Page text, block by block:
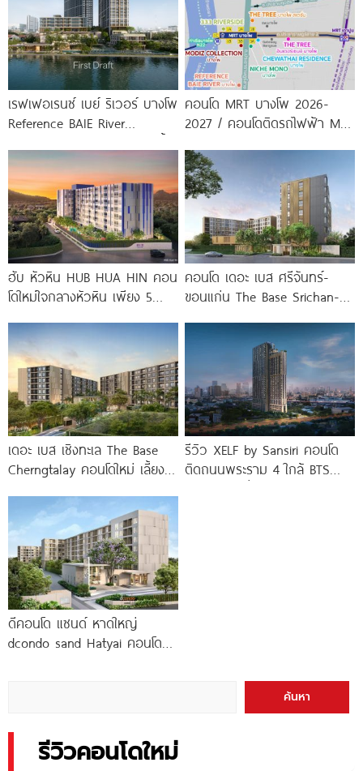
เรฟเฟอเรนซ์ เบย์ ริเวอร์ บางโพ
Reference BAIE River
จาก
คอนโด MRT บางโพ 2026-
2027 / คอนโดติดรถไฟฟ้า MRT
ฮับ หัวหิน HUB HUA HIN คอน
โดใหม่ใจกลางหัวหิน เพียง 5
คอนโด เดอะ เบส ศรีจันทร์-
ขอนแก่น The Base Srichan-
ขอนแก่น
เดอะ เบส เชิงทะเล The Base
Cherngtalay คอนโดใหม่ เลี้ยง
รีวิว XELF by Sansiri คอนโด
ติดถนนพระราม 4 ใกล้ BTS
ดีคอนโด แซนด์ หาดใหญ่
dcondo sand Hatyai คอนโด
ค้นหา
รีวิวคอนโดใหม่